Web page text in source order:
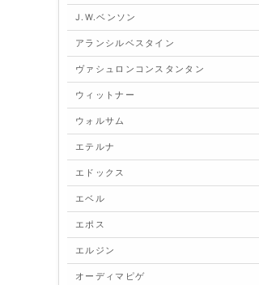
J.W.ベンソン
アランシルベスタイン
ヴァシュロンコンスタンタン
ウィットナー
ウォルサム
エテルナ
エドックス
エベル
エポス
エルジン
オーディマピゲ